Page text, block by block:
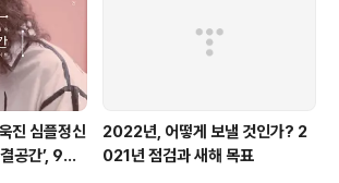
위기를 연출한 8곡의 창작곡을
진 심플정신
공간’, 9월
2022년, 어떻게 보낼 것인가? 2
021년 점검과 새해 목표